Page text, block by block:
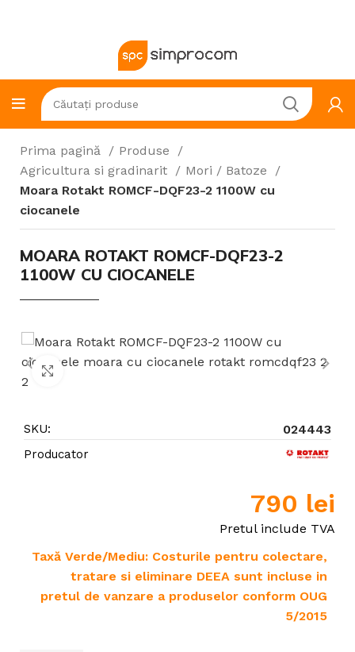
Prima pagină
Produse
Agricultura si gradinarit
Mori / Batoze
Moara Rotakt ROMCF-DQF23-2 1100W cu
ciocanele
MOARA ROTAKT ROMCF-DQF23-2
1100W CU CIOCANELE
SKU: 024443
Producator
790 lei
Pretul include TVA
Taxă Verde/Mediu: Costurile pentru colectare,
tratare si eliminare DEEA sunt incluse in
pretul de vanzare a produselor conform OUG
5/2015